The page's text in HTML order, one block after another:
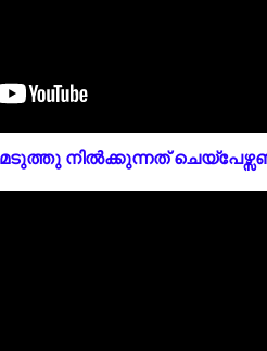
നിൽക്കുന്നത്